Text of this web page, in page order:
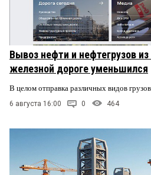
Вывоз нефти и нефтегрузов
железной дороге уменьшился
В целом отправка различных видов
6 августа 16:00 0 464